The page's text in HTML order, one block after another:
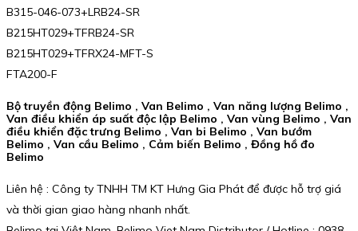
B315-046-073+LRB24-SR
B215HT029+TFRB24-SR
B215HT029+TFRX24-MFT-S
FTA200-F
Bộ truyền động Belimo , Van Belimo , Van năng lượng Belimo ,
Van điều khiển áp suất độc lập Belimo , Van vùng Belimo , Van
điều khiển đặc trưng Belimo , Van bi Belimo , Van bướm
Belimo , Van cầu Belimo , Cảm biến Belimo , Đồng hồ đo
Belimo
Liên hệ : Công ty TNHH TM KT Hưng Gia Phát để được hỗ trợ giá
và thời gian giao hàng nhanh nhất.